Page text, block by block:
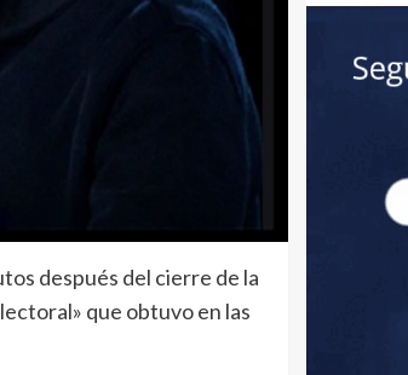
después del cierre de la
que obtuvo en las